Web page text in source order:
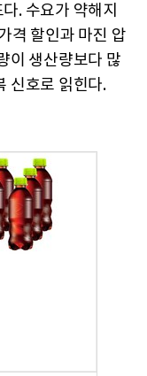
. 수요가 약해지
격 할인과 마진 압
이 생산량보다 많
신호로 읽힌다.